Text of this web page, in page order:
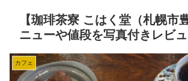
【珈琲茶寮 こはく堂（札幌市
ニューや値段を写真付きレビュ
カフェ